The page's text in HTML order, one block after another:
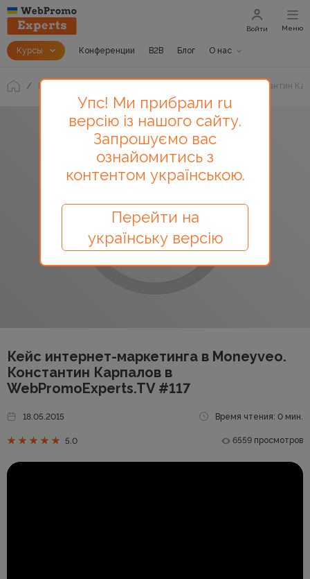
Курсы Конференции B2B Блог О нас
Войти Меню
Блог Кейс интернет-маркетинга в Moneyveo. Константин
Кейс интернет-маркетинга в Moneyveo.
Константин Карпалов в
WebPromoExperts.TV #117
18.05.2015 Время чтения: 0 мин.
5.0 6559 просмотров
Упс! Ми прибрали ru
версію із нашого сайту.
Запрошуємо вас
ознайомитись з
контентом українською.
Перейти на
українську версію